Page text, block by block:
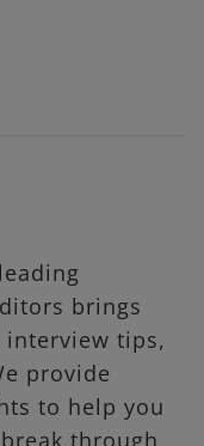
brings
tips,
provide
to help you
through